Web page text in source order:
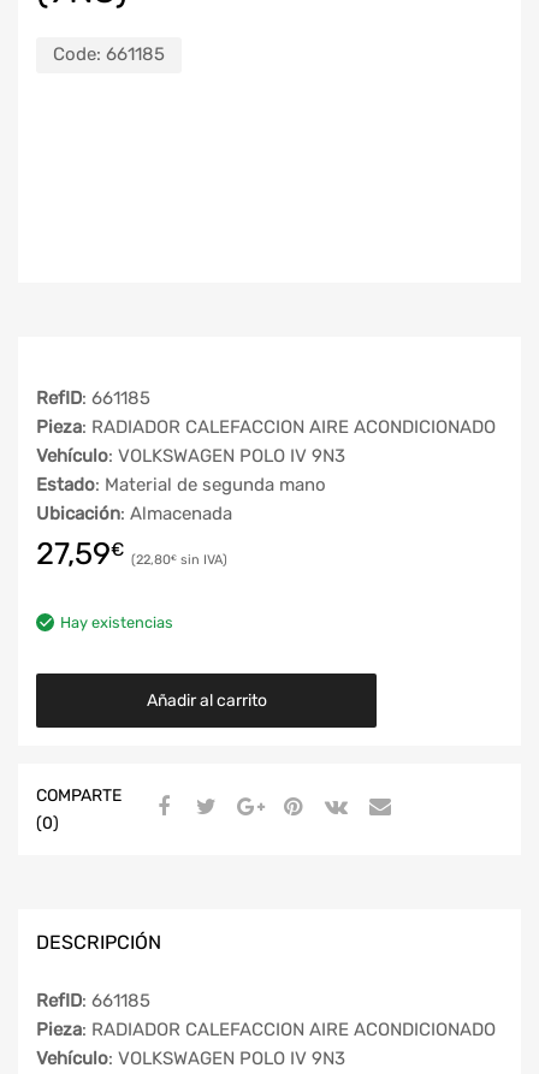
Code: 661185
RefID: 661185
Pieza: RADIADOR CALEFACCION AIRE ACONDICIONADO
Vehículo: VOLKSWAGEN POLO IV 9N3
Estado: Material de segunda mano
Ubicación: Almacenada
27,59€ 22,80€
Hay existencias
Añadir al carrito
COMPARTE
(0)
DESCRIPCIÓN
RefID: 661185
Pieza: RADIADOR CALEFACCION AIRE ACONDICIONADO
Vehículo: VOLKSWAGEN POLO IV 9N3